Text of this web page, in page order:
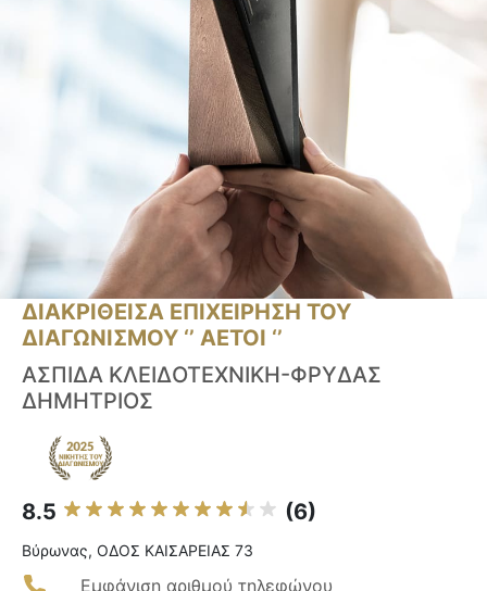
ΔΙΑΚΡΙΘΕΙΣΑ ΕΠΙΧΕΙΡΗΣΗ ΤΟΥ
ΔΙΑΓΩΝΙΣΜΟΥ ‘’ ΑΕΤΟΙ ‘’
ΑΣΠΙΔΑ ΚΛΕΙΔΟΤΕΧΝΙΚΗ-ΦΡΥΔΑΣ
ΔΗΜΗΤΡΙΟΣ
8.5 (6)
Βύρωνας, ΟΔΟΣ ΚΑΙΣΑΡΕΙΑΣ 73
Εμφάνιση αριθμού τηλεφώνου